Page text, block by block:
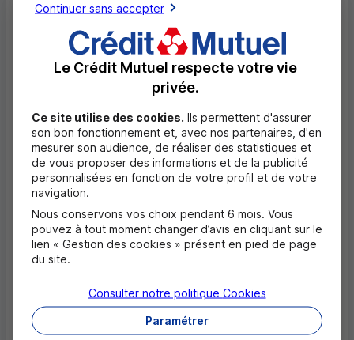
Dimanche Fermé
Questions fréquentes
Quels documents sont nécessaires à
l'ouverture d'un compte pour un majeur ?
Où trouver les numéros d'urgence ?
Comment savoir si mon agence a des
horaires d'ouverture dédiés uniquement
aux rendez-vous ?
Continuer sans accepter
Le Crédit Mutuel respecte votre vie
privée.
Ce site utilise des cookies. Ils permettent d'assurer
son bon fonctionnement et, avec nos partenaires, d'en
mesurer son audience, de réaliser des statistiques et
de vous proposer des informations et de la publicité
personnalisées en fonction de votre profil et de votre
navigation.
Nous conservons vos choix pendant 6 mois. Vous
pouvez à tout moment changer d’avis en cliquant sur le
lien « Gestion des cookies » présent en pied de page
du site.
Paramétrer
Consulter notre politique Cookies